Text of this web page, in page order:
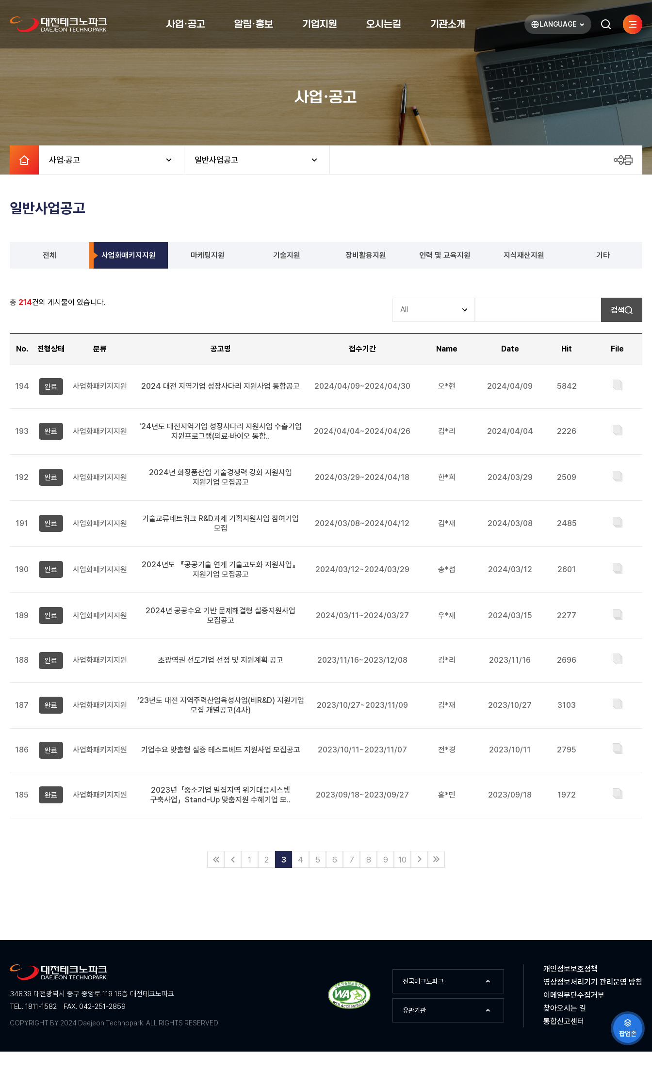
사업·공고 알림·홍보 기업지원 오시는길 기관소개 LANGUAGE
열기 검색하기
사이트
열기
사업·공고
사업·공고 일반사업공고
일반사업공고
전체 사업화패키지지원 마케팅지원 기술지원 장비활용지원 인력 및 교육지원 지식재산지원 기타
총 214건의 게시물이 있습니다.
검색
번호,
접수기간,
작성자,
순으로
No. 진행상태 분류 공고명 접수기간 Name Date Hit File
194 완료 사업화패키지지원 2024 대전 지역기업 성장사다리 지원사업 통합공고 2024/04/09~2024/04/30 오*현 2024/04/09 5842
193 완료 사업화패키지지원
'24년도 대전지역기업 성장사다리 지원사업 수출기업
지원프로그램(의료·바이오 통합..
2024/04/04~2024/04/26 김*리 2024/04/04 2226
192 완료 사업화패키지지원
2024년 화장품산업 기술경쟁력 강화 지원사업
지원기업 모집공고
2024/03/29~2024/04/18 한*희 2024/03/29 2509
191 완료 사업화패키지지원
기술교류네트워크 R&D과제 기획지원사업 참여기업
모집
2024/03/08~2024/04/12 김*재 2024/03/08 2485
190 완료 사업화패키지지원
2024년도 『공공기술 연계 기술고도화 지원사업』
지원기업 모집공고
2024/03/12~2024/03/29 송*섭 2024/03/12 2601
189 완료 사업화패키지지원
2024년 공공수요 기반 문제해결형 실증지원사업
모집공고
2024/03/11~2024/03/27 우*재 2024/03/15 2277
188 완료 사업화패키지지원 초광역권 선도기업 선정 및 지원계획 공고 2023/11/16~2023/12/08 김*리 2023/11/16 2696
187 완료 사업화패키지지원
‘23년도 대전 지역주력산업육성사업(비R&D) 지원기업
모집 개별공고(4차)
2023/10/27~2023/11/09 김*재 2023/10/27 3103
186 완료 사업화패키지지원 기업수요 맞춤형 실증 테스트베드 지원사업 모집공고 2023/10/11~2023/11/07 전*경 2023/10/11 2795
185 완료 사업화패키지지원
2023년「중소기업 밀집지역 위기대응시스템
구축사업」Stand-Up 맞춤지원 수혜기업 모..
2023/09/18~2023/09/27 홍*민 2023/09/18 1972
1 2 3 4 5 6 7 8 9 10
34839 대전광역시 중구 중앙로 119 16층 대전테크노파크
TEL. 1811-1582
FAX. 042-251-2859
COPYRIGHT BY 2024 Daejeon Technopark. ALL RIGHTS RESERVED
전국테크노파크
유관기관
개인정보보호정책
영상정보처리기기 관리운영 방침
이메일무단수집거부
찾아오시는 길
통합신고센터
팝업존